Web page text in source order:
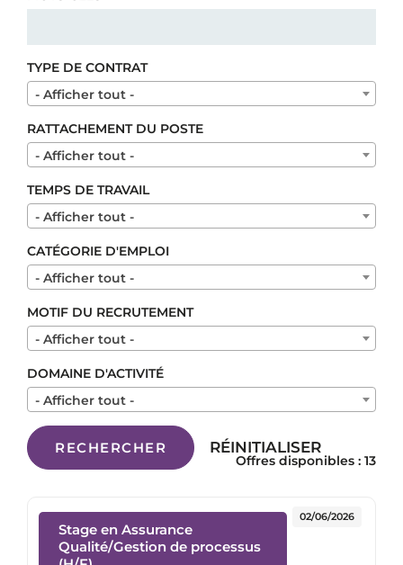
TYPE DE CONTRAT
- Afficher tout -
RATTACHEMENT DU POSTE
- Afficher tout -
TEMPS DE TRAVAIL
- Afficher tout -
CATÉGORIE D'EMPLOI
- Afficher tout -
MOTIF DU RECRUTEMENT
- Afficher tout -
DOMAINE D'ACTIVITÉ
- Afficher tout -
RECHERCHER RÉINITIALISER
Offres disponibles : 13
Stage en Assurance
Qualité/Gestion de processus
02/06/2026